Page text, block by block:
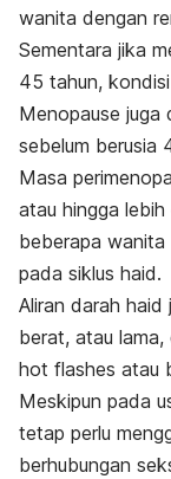
wanita dengan
Sementara jika
45 tahun,
Menopause juga
sebelum berusia
Masa
atau hingga lebih
beberapa wanita
pada siklus haid.
Aliran darah haid
berat, atau
hot flashes atau
Meskipun pada
tetap perlu
berhubungan